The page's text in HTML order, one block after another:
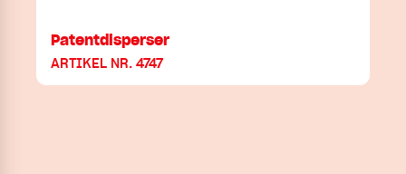
Patentdisperser
ARTIKEL NR. 4747